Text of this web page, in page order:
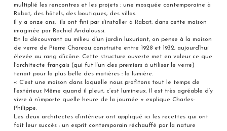
multiplié les rencontres et les projets : une mosquée contemporaine à
Rabat, des hôtels, des boutiques, des villas.
Il y a onze ans, ils ont fini par s’installer à Rabat, dans cette maison
imaginée par Rachid Andaloussi.
En la découvrant au milieu d’un jardin luxuriant, on pense à la maison
de verre de Pierre Chareau construite entre 1928 et 1932, aujourd’hui
élevée au rang d’icône. Cette structure ouverte met en valeur ce que
l’architecte français (qui fut l’un des premiers à utiliser le verre)
tenait pour la plus belle des matières : la lumière.
« C’est une maison dans laquelle nous profitons tout le temps de
l’extérieur. Même quand il pleut, c’est lumineux. Il est très agréable d’y
vivre à n’importe quelle heure de la journée » explique Charles-
Philippe.
Les deux architectes d’intérieur ont appliqué ici les recettes qui ont
fait leur succès : un esprit contemporain réchauffé par la nature